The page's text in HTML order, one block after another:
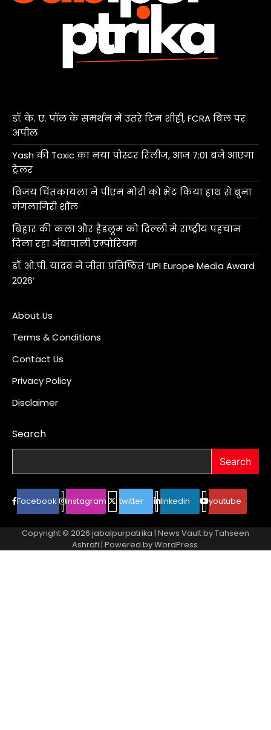
डॉ. के. ए. पॉल के समर्थन में उतरे टिम शीही, FCRA बिल पर
अपील
Yash की Toxic का नया पोस्टर रिलीज, आज 7:01 बजे आएगा
ट्रेलर
विजय चिंतकायला ने पीएम मोदी को भेंट किया हाथ से बुना
मंगलागिरी शॉल
बिहार की कला और हैंडलूम को दिल्ली में राष्ट्रीय पहचान
दिला रहा अंबापाली एम्पोरियम
डॉ. ओ.पी. यादव ने जीता प्रतिष्ठित ‘LIPI Europe Media Award
2026’
About Us
Terms & Conditions
Contact Us
Privacy Policy
Disclaimer
Search
Search
Facebook instagram twitter linkedin youtube
Copyright © 2026 jabalpurpatrika | News Vault byTahseen
Ashrafi | Powered byWordPress.